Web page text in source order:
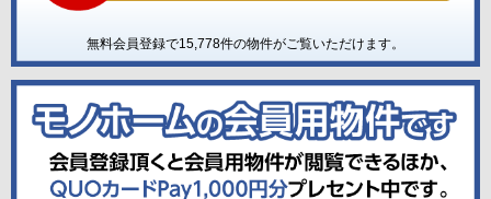
無料会員登録で15,778件の物件がご覧いただけます。